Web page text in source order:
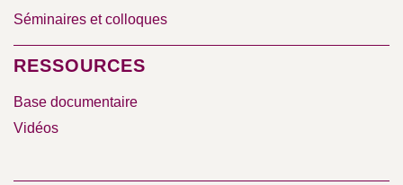
Séminaires et colloques
RESSOURCES
Base documentaire
Vidéos